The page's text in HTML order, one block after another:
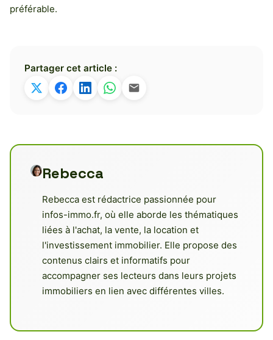
préférable.
Partager cet article :
Rebecca
Rebecca est rédactrice passionnée pour
infos-immo.fr, où elle aborde les thématiques
liées à l'achat, la vente, la location et
l'investissement immobilier. Elle propose des
contenus clairs et informatifs pour
accompagner ses lecteurs dans leurs projets
immobiliers en lien avec différentes villes.